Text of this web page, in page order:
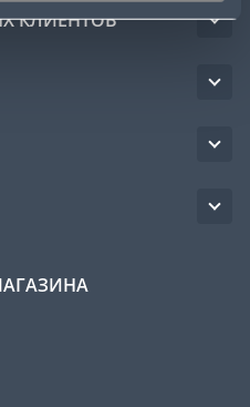
КЛИЕНТОВ